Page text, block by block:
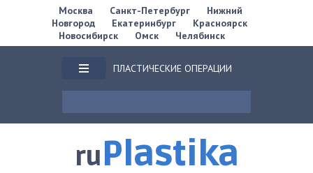
Москва Санкт-Петербург
Нижний
Новгород
Екатеринбург
Красноярск
Новосибирск
Омск Челябинск
ПЛАСТИЧЕСКИЕ ОПЕРАЦИИ
ruPlastika